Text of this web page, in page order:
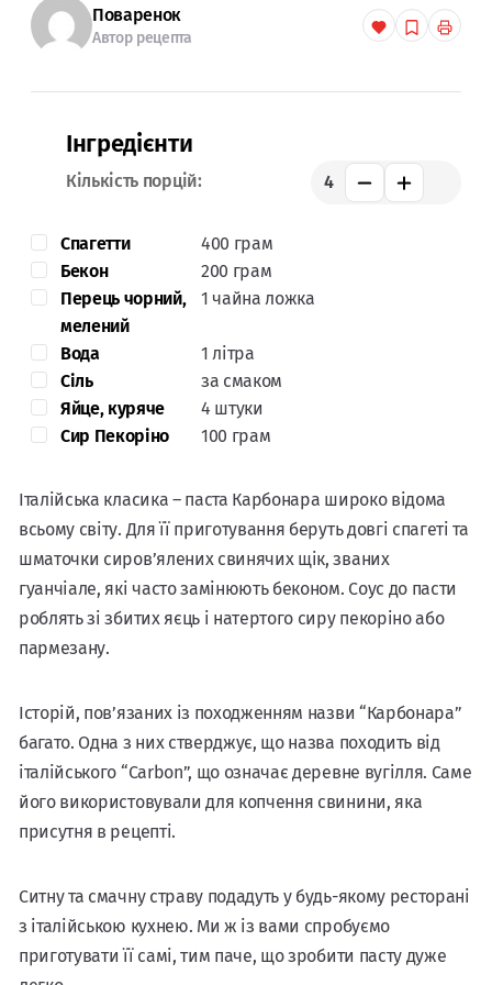
Поваренок
Автор рецепта
Інгредієнти
Кількість порцій: 4
Спагетти
400 грам
Бекон
200 грам
Перець чорний,
мелений
1 чайна ложка
Вода
1 літра
Сіль
за смаком
Яйце, куряче
4 штуки
Сир Пекоріно
100 грам
Італійська класика – паста Карбонара широко відома
всьому світу. Для її приготування беруть довгі спагеті та
шматочки сиров’ялених свинячих щік, званих
гуанчіале, які часто замінюють беконом. Соус до пасти
роблять зі збитих яєць і натертого сиру пекоріно або
пармезану.
Історій, пов’язаних із походженням назви “Карбонара”
багато. Одна з них стверджує, що назва походить від
італійського “Carbon”, що означає деревне вугілля. Саме
його використовували для копчення свинини, яка
присутня в рецепті.
Ситну та смачну страву подадуть у будь-якому ресторані
з італійською кухнею. Ми ж із вами спробуємо
приготувати її самі, тим паче, що зробити пасту дуже